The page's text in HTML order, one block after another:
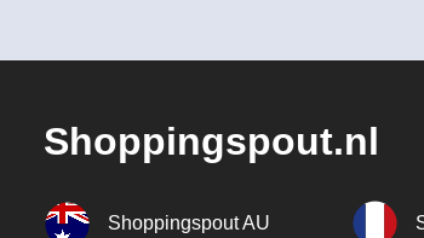
Shoppingspout.nl
Shoppingspout AU